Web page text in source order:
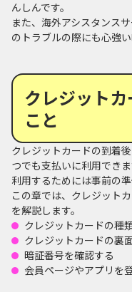
んしんです。
また、海外アシスタンス
のトラブルの際にも心強い
クレジット
こと
クレジットカードの到着
つでも支払いに利用でき
利用するためには事前の準
この章では、クレジット
を解説します。
クレジットカードの種
クレジットカードの裏
暗証番号を確認する
会員ページやアプリを